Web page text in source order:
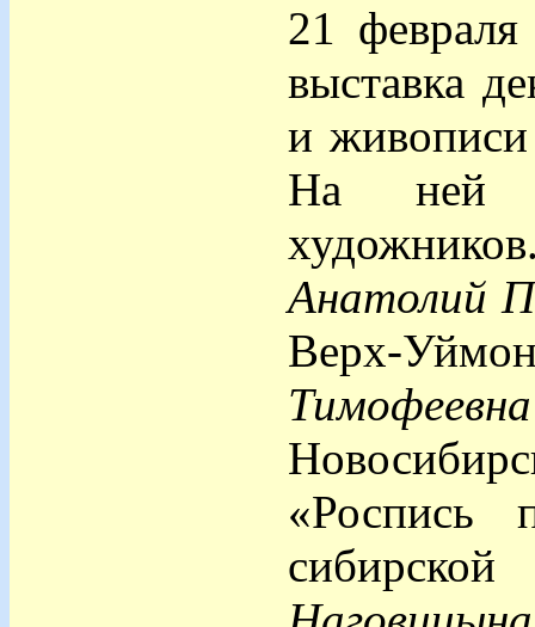
21
выставка
и
На ней
Анатолий
Верх-
«Роспись